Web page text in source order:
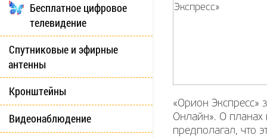
Бесплатное цифровое
телевидение
Спутниковые и эфирные
антенны
Кронштейны
Видеонаблюдение
«Орион Экспресс»
Онлайн». О планах
предполагал, что